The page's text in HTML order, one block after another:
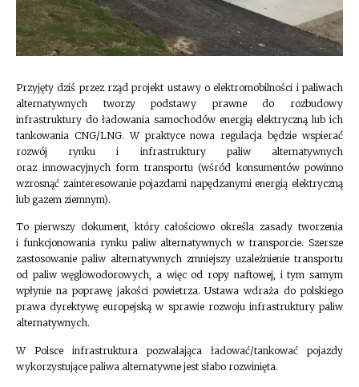
Przyjęty dziś przez rząd projekt ustawy o elektromobilności i paliwach
alternatywnych tworzy podstawy prawne do rozbudowy
infrastruktury do ładowania samochodów energią elektryczną lub ich
tankowania CNG/LNG. W praktyce nowa regulacja będzie wspierać
rozwój rynku i infrastruktury paliw alternatywnych
oraz innowacyjnych form transportu (wśród konsumentów powinno
wzrosnąć zainteresowanie pojazdami napędzanymi energią elektryczną
lub gazem ziemnym).
To pierwszy dokument, który całościowo określa zasady tworzenia
i funkcjonowania rynku paliw alternatywnych w transporcie. Szersze
zastosowanie paliw alternatywnych zmniejszy uzależnienie transportu
od paliw węglowodorowych, a więc od ropy naftowej, i tym samym
wpłynie na poprawę jakości powietrza. Ustawa wdraża do polskiego
prawa dyrektywę europejską w sprawie rozwoju infrastruktury paliw
alternatywnych.
W Polsce infrastruktura pozwalająca ładować/tankować pojazdy
wykorzystujące paliwa alternatywne jest słabo rozwinięta.